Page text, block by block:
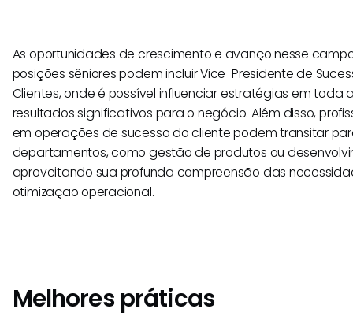
As oportunidades de crescimento e avanço nesse
posições sêniores podem incluir Vice-Presidente de
Clientes, onde é possível influenciar estratégias em toda
resultados significativos para o negócio. Além disso,
em operações de sucesso do cliente podem transitar
departamentos, como gestão de produtos ou
aproveitando sua profunda compreensão das
otimização operacional.
Melhores práticas